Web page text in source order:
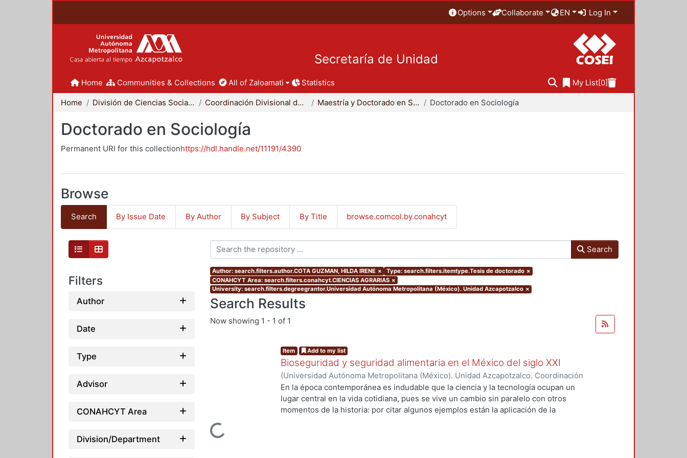
Options Collaborate EN Log In
Secretaría de Unidad
Home Communities & Collections All of Zaloamati Statistics My List[0]
Home División de Ciencias Sociales y Humanidades Coordinación Divisional de Posgrado Maestría y Doctorado en Sociología Doctorado en Sociología
Doctorado en Sociología
Permanent URI for this collectionhttps://hdl.handle.net/11191/4390
Browse
Search By Issue Date By Author By Subject By Title browse.comcol.by.conahcyt
Filters
Author
Date
Type
Advisor
CONAHCYT Area
Division/Department
Search
Author: search.filters.author.COTA GUZMAN, HILDA IRENE × Type: search.filters.itemtype.Tesis de doctorado ×
CONAHCYT Area: search.filters.conahcyt.CIENCIAS AGRARIAS ×
University: search.filters.degreegrantor.Universidad Autónoma Metropolitana (México). Unidad Azcapotzalco ×
Search Results
Now showing 1 - 1 of 1
Loading...
Item Add to my list
Bioseguridad y seguridad alimentaria en el México del siglo XXI
(Universidad Autónoma Metropolitana (México). Unidad Azcapotzalco. Coordinación
de Servicios de Información.,2010-11-12)COTA GUZMAN, HILDA IRENE
En la época contemporánea es indudable que la ciencia y la tecnología ocupan un
lugar central en la vida cotidiana, pues se vive un cambio sin paralelo con otros
momentos de la historia: por citar algunos ejemplos están la aplicación de la